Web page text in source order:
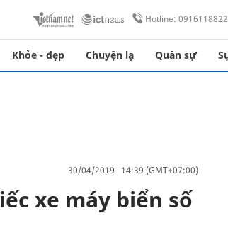
Hotline: 0916118822
Khỏe - đẹp Chuyện lạ Quân sự
30/04/2019 14:39 (GMT+07:00)
xe máy biển số